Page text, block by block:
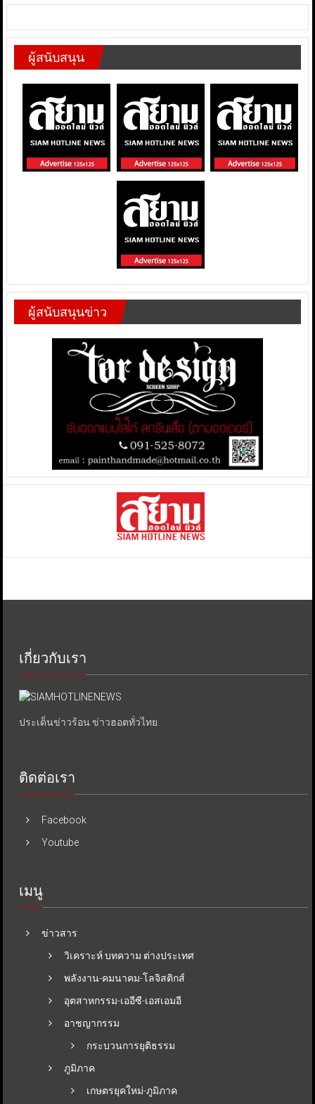
ผู้สนับสนุน
ผู้สนับสนุนข่าว
เกี่ยวกับเรา
ประเด็นข่าวร้อน ข่าวฮอตทั่วไทย.
ติดต่อเรา
Facebook
Youtube
เมนู
ข่าวสาร
วิเคราะห์ บทความ ต่างประเทศ
พลังงาน-คมนาคม-โลจิสติกส์
อุตสาหกรรม-เออีซี-เอสเอมอี
อาชญากรรม
กระบวนการยุติธรรม
ภูมิภาค
เกษตรยุคใหม่-ภูมิภาค